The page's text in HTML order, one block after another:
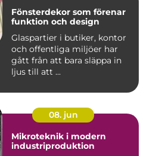
Fönsterdekor som förenar
funktion och design
Glaspartier i butiker, kontor
och offentliga miljöer har
gått från att bara släppa in
ljus till att ...
08. jun
Mikroteknik i modern
industriproduktion